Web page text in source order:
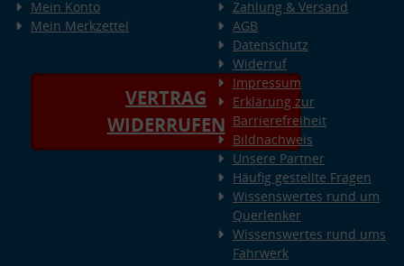
Mein Konto
Mein Merkzettel
VERTRAG
WIDERRUFEN
Zahlung & Versand
AGB
Datenschutz
Widerruf
Impressum
Erklärung zur
Barrierefreiheit
Bildnachweis
Unsere Partner
Häufig gestellte Fragen
Wissenswertes rund um
Querlenker
Wissenswertes rund ums
Fahrwerk